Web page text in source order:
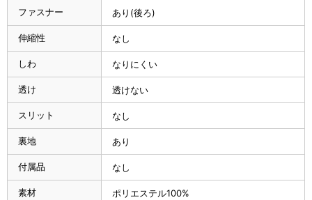
ファスナー あり(後ろ)
伸縮性 なし
しわ なりにくい
透け 透けない
スリット なし
裏地 あり
付属品 なし
素材 ポリエステル100%